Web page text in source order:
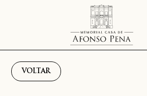
VOLTAR